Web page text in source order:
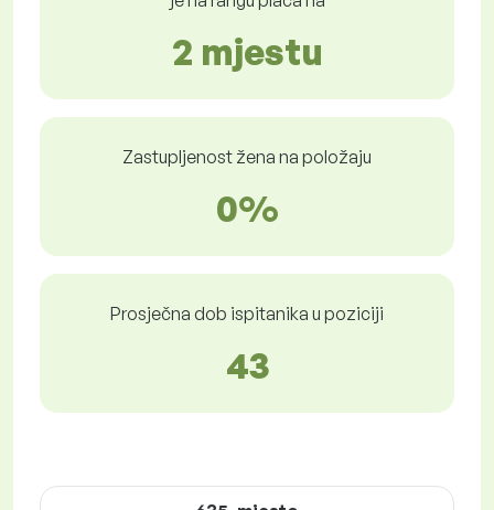
2 mjestu
Zastupljenost žena na položaju
0%
Prosječna dob ispitanika u poziciji
43